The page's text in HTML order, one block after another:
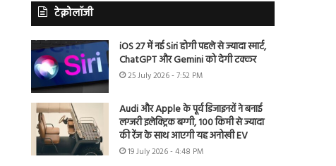
टेक्नोलॉजी
iOS 27 में नई Siri होगी पहले से ज्यादा स्मार्ट,
ChatGPT और Gemini को देगी टक्कर
25 July 2026 - 7:52 PM
Audi और Apple के पूर्व डिजाइनरों ने बनाई
लग्जरी इलेक्ट्रिक बग्गी, 100 किमी से ज्यादा
की रेंज के साथ आएगी यह अनोखी EV
19 July 2026 - 4:48 PM